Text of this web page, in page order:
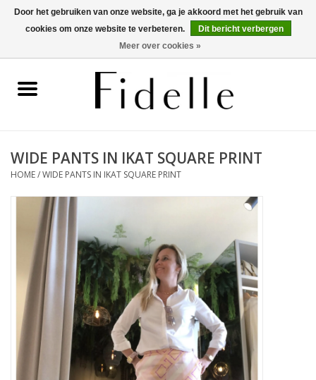
0 Artikelen - €0,00
OUTLET
Merken
WIDE PANTS IN IKAT SQUARE PRINT
HOME/WIDE PANTS IN IKAT SQUARE PRINT
Door het gebruiken van onze website, ga je akkoord met het gebruik van
cookies om onze website te verbeteren.
Dit bericht verbergen
Meer over cookies »